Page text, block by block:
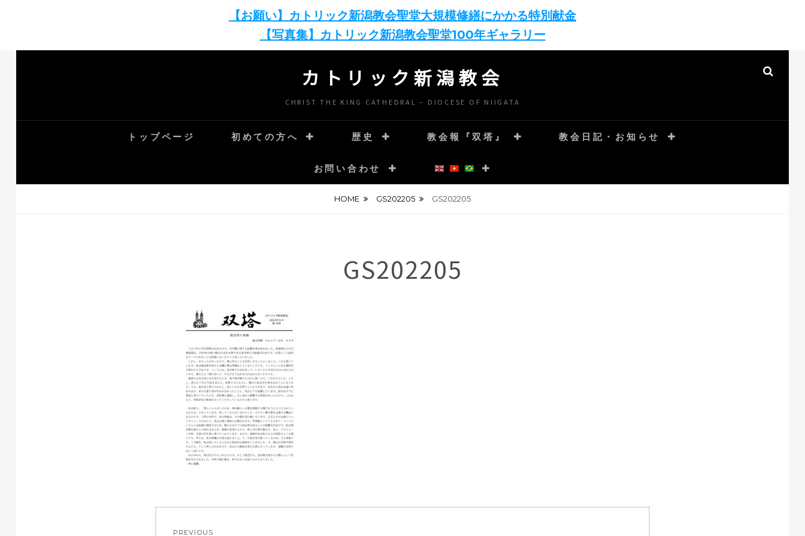
【お願い】カトリック新潟教会聖堂大規模修繕にかかる特別献金
【写真集】カトリック新潟教会聖堂100年ギャラリー
カトリック新潟教会
CHRIST THE KING CATHEDRAL – DIOCESE OF NIIGATA
トップページ 初めての方へ 歴史 教会報『双塔』 教会日記・お知らせ
お問い合わせ
HOME GS202205 GS202205
GS202205
PREVIOUS